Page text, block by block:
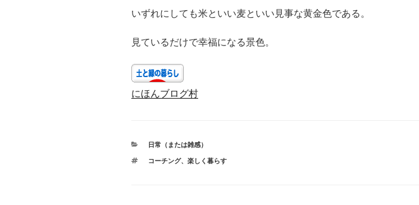
いずれにしても米といい麦といい見事な黄金色である。
見ているだけで幸福になる景色。
にほんブログ村
カ
ゴ
日常（または雑感）
タ
コーチング、 楽しく暮らす